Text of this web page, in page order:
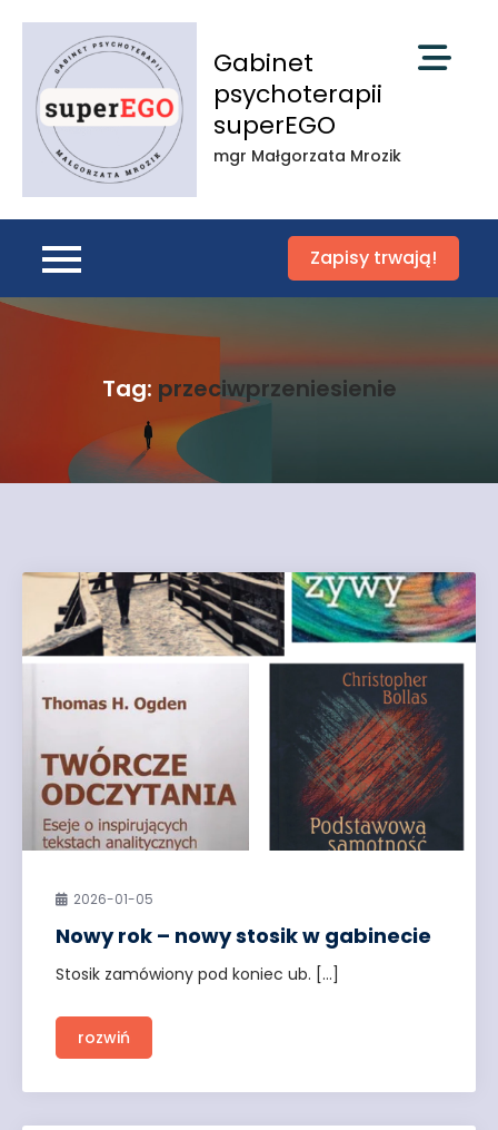
content
Gabinet
psychoterapii
superEGO
mgr Małgorzata Mrozik
Zapisy trwają!
Tag: przeciwprzeniesienie
2026-01-05
Nowy rok – nowy stosik w gabinecie
Stosik zamówiony pod koniec ub. […]
rozwiń